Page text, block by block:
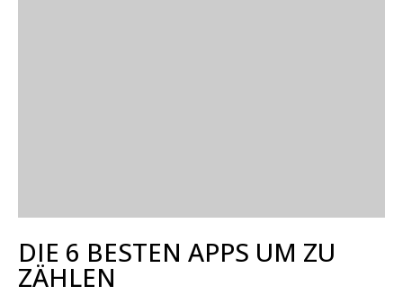
DIE 6 BESTEN APPS UM ZU
ZÄHLEN